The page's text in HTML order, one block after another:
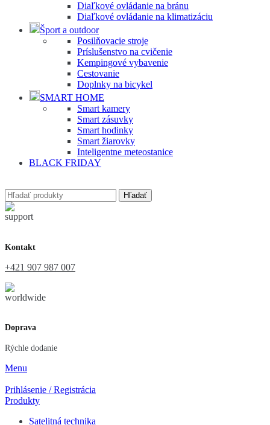
Diaľkové ovládanie na bránu
Diaľkové ovládanie na klimatizáciu
Šport a outdoor
Posilňovacie stroje
Príslušenstvo na cvičenie
Kempingové vybavenie
Cestovanie
Doplnky na bicykel
SMART HOME
Smart kamery
Smart zásuvky
Smart hodinky
Smart žiarovky
Inteligentne meteostanice
BLACK FRIDAY
Hľadať
Kontakt
+421 907 987 007
Doprava
Rýchle dodanie
Menu
Prihlásenie / Registrácia
Produkty
Satelitná technika